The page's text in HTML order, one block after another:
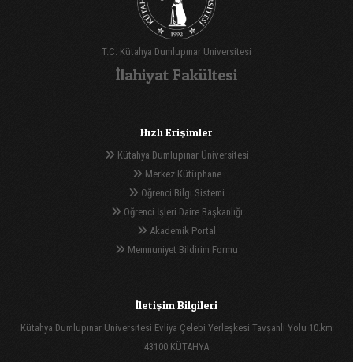
T.C. Kütahya Dumlupınar Üniversitesi
İlahiyat Fakültesi
Hızlı Erişimler
Kütahya Dumlupınar Üniversitesi
Merkez Kütüphane
Öğrenci Bilgi Sistemi
Öğrenci İşleri Daire Başkanlığı
Akademik Portal
Memnuniyet Bildirim Formu
İletişim Bilgileri
Kütahya Dumlupınar Üniversitesi Evliya Çelebi Yerleşkesi Tavşanlı Yolu 10.km
43100 KÜTAHYA